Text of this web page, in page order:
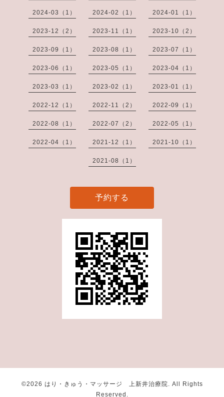
2024-03（1） 2024-02（1） 2024-01（1）
2023-12（2） 2023-11（1） 2023-10（2）
2023-09（1） 2023-08（1） 2023-07（1）
2023-06（1） 2023-05（1） 2023-04（1）
2023-03（1） 2023-02（1） 2023-01（1）
2022-12（1） 2022-11（2） 2022-09（1）
2022-08（1） 2022-07（2） 2022-05（1）
2022-04（1） 2021-12（1） 2021-10（1）
2021-08（1）
予約する
©2026 はり・きゅう・マッサージ 上新井治療院. All Rights
Reserved.